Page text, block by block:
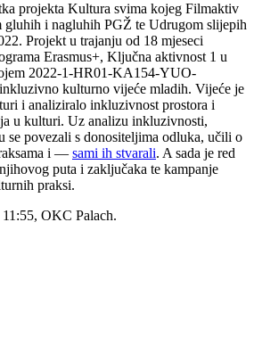
projekta Kultura svima kojeg Filmaktiv
gluhih i nagluhih PGŽ te Udrugom slijepih
Projekt u trajanju od 18 mjeseci
Erasmus+, Ključna aktivnost 1 u
2022-1-HR01-KA154-YUO-
kulturno vijeće mladih. Vijeće je
i analiziralo inkluzivnost prostora i
u kulturi. Uz analizu inkluzivnosti,
se povezali s donositeljima odluka, učili o
i — sami ih stvarali. A sada je red
puta i zaključaka te kampanje
praksi.
OKC Palach.